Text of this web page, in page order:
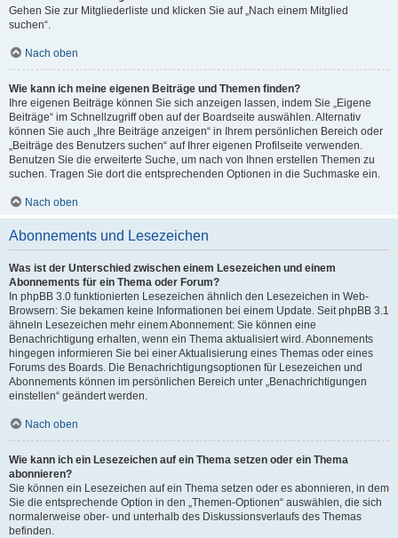
Gehen Sie zur Mitgliederliste und klicken Sie auf „Nach einem Mitglied
suchen“.
Nach oben
Wie kann ich meine eigenen Beiträge und Themen finden?
Ihre eigenen Beiträge können Sie sich anzeigen lassen, indem Sie „Eigene
Beiträge“ im Schnellzugriff oben auf der Boardseite auswählen. Alternativ
können Sie auch „Ihre Beiträge anzeigen“ in Ihrem persönlichen Bereich oder
„Beiträge des Benutzers suchen“ auf Ihrer eigenen Profilseite verwenden.
Benutzen Sie die erweiterte Suche, um nach von Ihnen erstellen Themen zu
suchen. Tragen Sie dort die entsprechenden Optionen in die Suchmaske ein.
Nach oben
Abonnements und Lesezeichen
Was ist der Unterschied zwischen einem Lesezeichen und einem
Abonnements für ein Thema oder Forum?
In phpBB 3.0 funktionierten Lesezeichen ähnlich den Lesezeichen in Web-
Browsern: Sie bekamen keine Informationen bei einem Update. Seit phpBB 3.1
ähneln Lesezeichen mehr einem Abonnement: Sie können eine
Benachrichtigung erhalten, wenn ein Thema aktualisiert wird. Abonnements
hingegen informieren Sie bei einer Aktualisierung eines Themas oder eines
Forums des Boards. Die Benachrichtigungsoptionen für Lesezeichen und
Abonnements können im persönlichen Bereich unter „Benachrichtigungen
einstellen“ geändert werden.
Nach oben
Wie kann ich ein Lesezeichen auf ein Thema setzen oder ein Thema
abonnieren?
Sie können ein Lesezeichen auf ein Thema setzen oder es abonnieren, in dem
Sie die entsprechende Option in den „Themen-Optionen“ auswählen, die sich
normalerweise ober- und unterhalb des Diskussionsverlaufs des Themas
befinden.